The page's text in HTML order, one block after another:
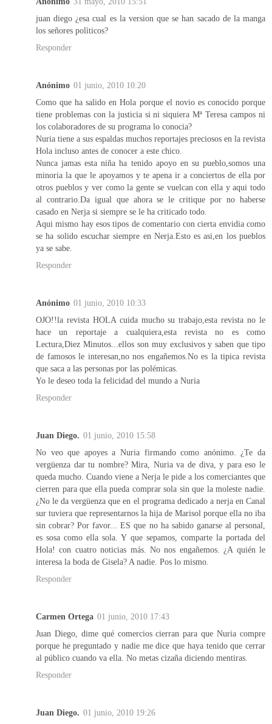
juan diego ¿esa cual es la version que se han sacado de la manga
los señores polìticos?
Responder
Anónimo 01 junio, 2010 10:20
Como que ha salido en Hola porque el novio es conocido porque
tiene problemas con la justicia si ni siquiera Mª Teresa campos ni
los colaboradores de su programa lo conocia?
Nuria tiene a sus espaldas muchos reportajes preciosos en la revista
Hola incluso antes de conocer a este chico.
Nunca jamas esta niña ha tenido apoyo en su pueblo,somos una
minoria la que le apoyamos y te apena ir a conciertos de ella por
otros pueblos y ver como la gente se vuelcan con ella y aqui todo
al contrario.Da igual que ahora se le critique por no haberse
casado en Nerja si siempre se le ha criticado todo.
Aqui mismo hay esos tipos de comentario con cierta envidia como
se ha solido escuchar siempre en Nerja.Esto es asi,en los pueblos
ya se sabe.
Responder
Anónimo 01 junio, 2010 10:33
OJO!!la revista HOLA cuida mucho su trabajo,esta revista no le
hace un reportaje a cualquiera,esta revista no es como
Lectura,Diez Minutos...ellos son muy exclusivos y saben que tipo
de famosos le interesan,no nos engañemos.No es la tipica revista
que saca a las personas por las polémicas.
Yo le deseo toda la felicidad del mundo a Nuria
Responder
Juan Diego. 01 junio, 2010 15:58
No veo que apoyes a Nuria firmando como anónimo. ¿Te da
vergüenza dar tu nombre? Mira, Nuria va de diva, y para eso le
queda mucho. Cuando viene a Nerja le pide a los comerciantes que
cierren para que ella pueda comprar sola sin que la moleste nadie.
¿No le da vergüenza que en el programa dedicado a nerja en Canal
sur tuviera que representarnos la hija de Marisol porque ella no iba
sin cobrar? Por favor... ES que no ha sabido ganarse al personal,
es sosa como ella sola. Y que sepamos, comparte la portada del
Hola! con cuatro noticias más. No nos engañemos. ¿A quién le
interesa la boda de Gisela? A nadie. Pos lo mismo.
Responder
Carmen Ortega 01 junio, 2010 17:43
Juan Diego, dime qué comercios cierran para que Nuria compre
porque he preguntado y nadie me dice que haya tenido que cerrar
al público cuando va ella. No metas cizaña diciendo mentiras.
Responder
Juan Diego. 01 junio, 2010 19:26